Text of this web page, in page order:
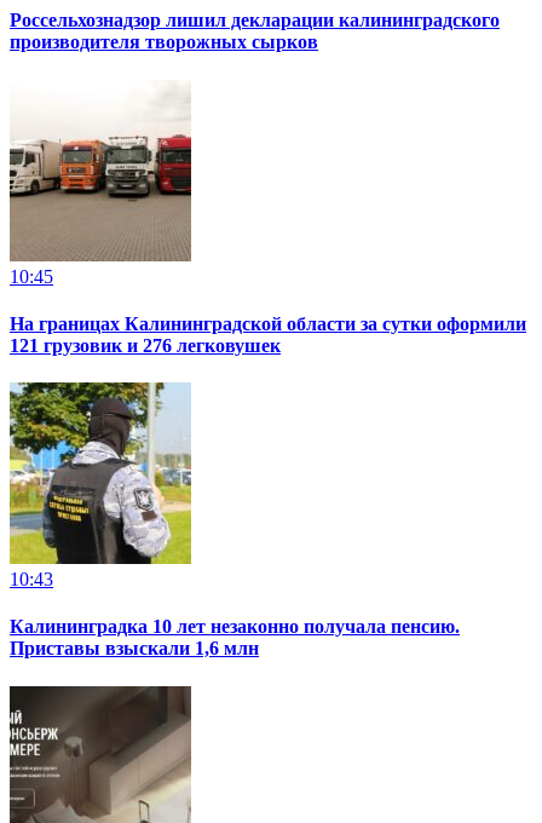
Россельхознадзор лишил декларации калининградского
производителя творожных сырков
10:45
На границах Калининградской области за сутки оформили
121 грузовик и 276 легковушек
10:43
Калининградка 10 лет незаконно получала пенсию.
Приставы взыскали 1,6 млн